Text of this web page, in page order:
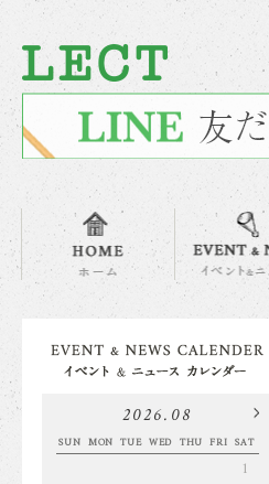
2026.08
SUN MON TUE WED THU FRI SAT
1